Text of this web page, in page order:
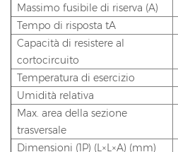
Massimo fusibile di riserva (A)
Tempo di risposta tA
Capacità di resistere al
cortocircuito
Temperatura di esercizio
Umidità relativa
Max. area della sezione
trasversale
Dimensioni (1P) (L×L×A) (mm)